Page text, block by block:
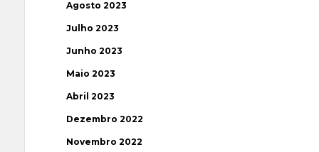
Agosto 2023
Julho 2023
Junho 2023
Maio 2023
Abril 2023
Dezembro 2022
Novembro 2022